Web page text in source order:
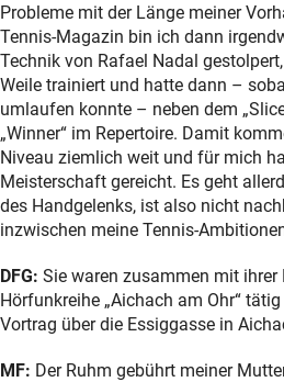
Probleme mit der Länge meiner
Tennis-Magazin bin ich dann
Technik von Rafael Nadal
Weile trainiert und hatte dann –
umlaufen konnte – neben dem
„Winner“ im Repertoire. Damit
Niveau ziemlich weit und für mich
Meisterschaft gereicht. Es geht
des Handgelenks, ist also nicht
inzwischen meine Tennis-
DFG: Sie waren zusammen mit ihrer
Hörfunkreihe „Aichach am Ohr“
Vortrag über die Essiggasse in
MF: Der Ruhm gebührt meiner